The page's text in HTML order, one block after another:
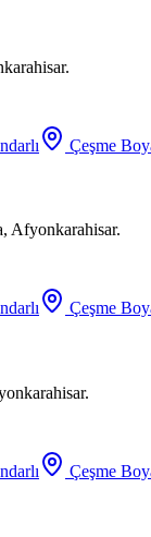
Çeşme
Afyonkarahisar.
Çeşme
Çeşme